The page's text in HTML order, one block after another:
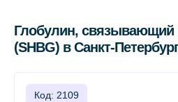
Глобулин,
(SHBG) в Санкт-
Код: 2109